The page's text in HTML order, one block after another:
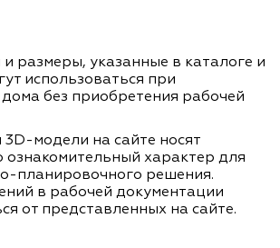
размеры, указанные в каталоге и
использоваться при
без приобретения рабочей
модели на сайте носят
ознакомительный характер для
планировочного решения.
в рабочей документации
от представленных на сайте.